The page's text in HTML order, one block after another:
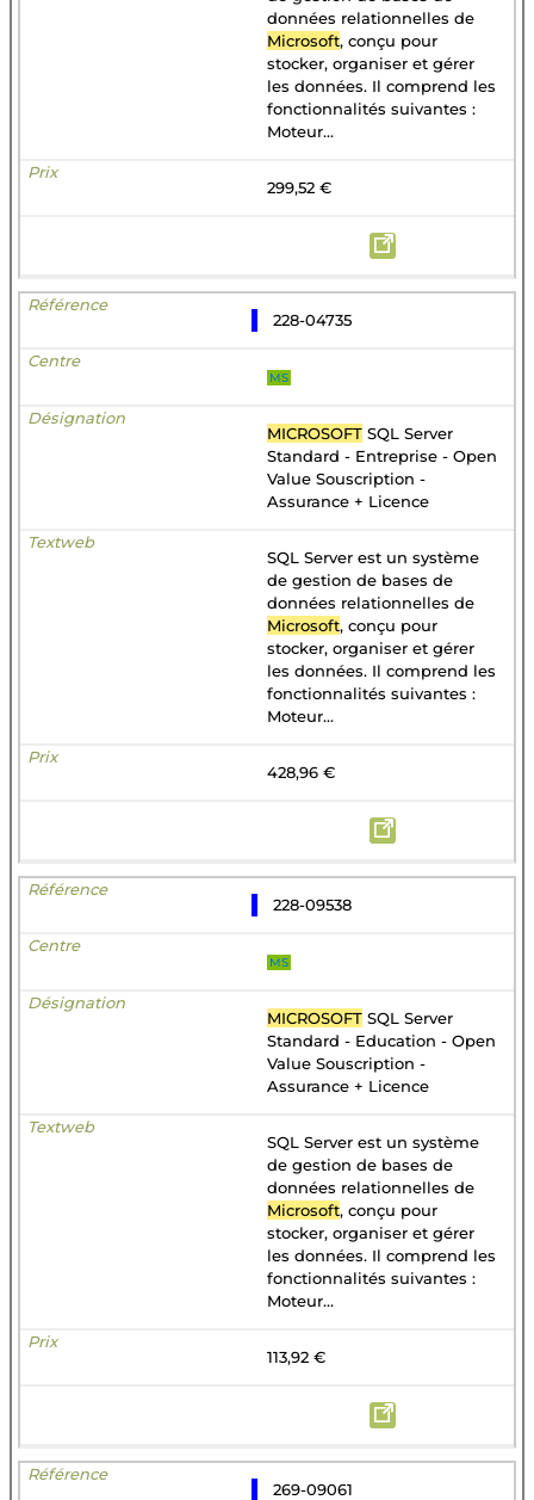
données relationnelles de
Microsoft, conçu pour
stocker, organiser et gérer
les données. Il comprend les
fonctionnalités suivantes :
Moteur...
299,52 €
228-04735
MS
MICROSOFT SQL Server
Standard - Entreprise - Open
Value Souscription -
Assurance + Licence
SQL Server est un système
de gestion de bases de
données relationnelles de
Microsoft, conçu pour
stocker, organiser et gérer
les données. Il comprend les
fonctionnalités suivantes :
Moteur...
428,96 €
228-09538
MS
MICROSOFT SQL Server
Standard - Education - Open
Value Souscription -
Assurance + Licence
SQL Server est un système
de gestion de bases de
données relationnelles de
Microsoft, conçu pour
stocker, organiser et gérer
les données. Il comprend les
fonctionnalités suivantes :
Moteur...
113,92 €
269-09061